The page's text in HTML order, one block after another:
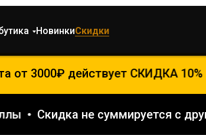
НовинкиСкидки
от 3000₽ действует СКИДКА 10%
Скидка не суммируется с